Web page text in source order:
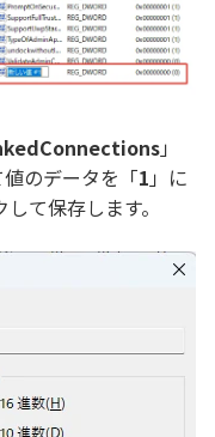
」
のデータを「1 」に
て保存します。